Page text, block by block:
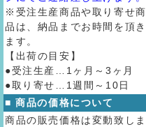
※受注生産商品や取り寄せ商
品は、納品までお時間を頂き
ます。
【出荷の目安】
●受注生産…1ヶ月～3ヶ月
●取り寄せ…1週間～10日
■ 商品の価格について
商品の販売価格は変動致しま